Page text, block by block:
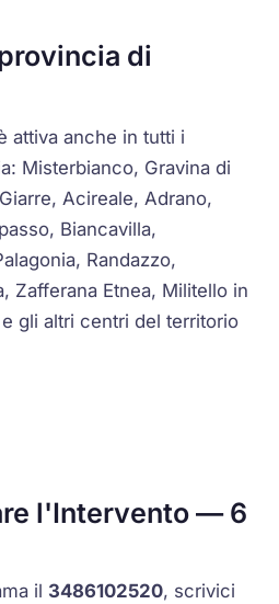
di
attiva anche in tutti i
Misterbianco, Gravina di
Acireale, Adrano,
Biancavilla,
Randazzo,
Zafferana Etnea, Militello in
gli altri centri del territorio
l'Intervento — 6
il 3486102520, scrivici